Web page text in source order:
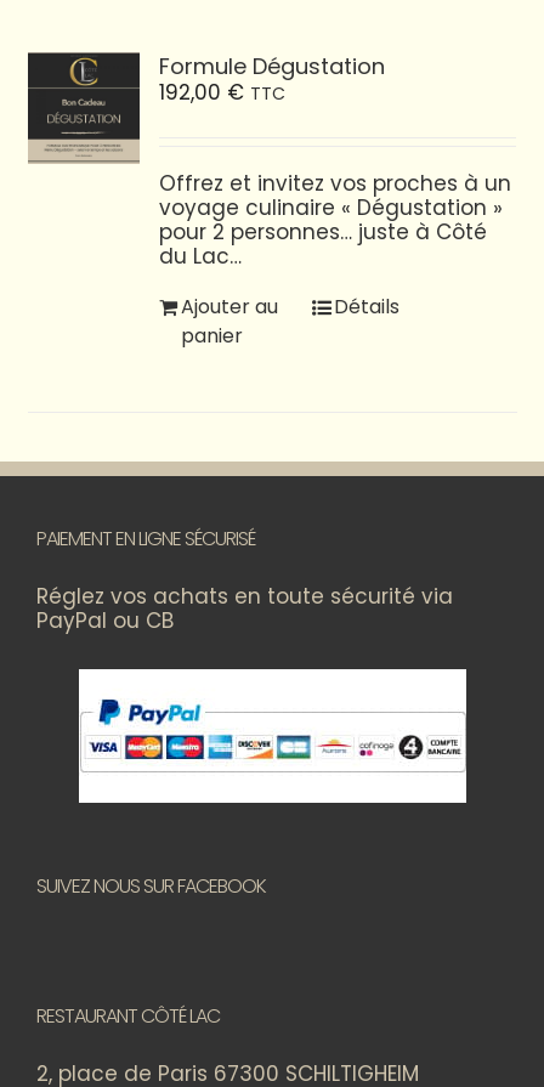
Formule Dégustation
192,00 € TTC
Offrez et invitez vos proches à un
voyage culinaire « Dégustation »
pour 2 personnes… juste à Côté
du Lac…
Ajouter au
panier
Détails
PAIEMENT EN LIGNE SÉCURISÉ
Réglez vos achats en toute sécurité via
PayPal ou CB
SUIVEZ NOUS SUR FACEBOOK
RESTAURANT CÔTÉ LAC
2, place de Paris 67300 SCHILTIGHEIM